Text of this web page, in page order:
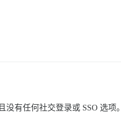
没有任何社交登录或 SSO 选项。